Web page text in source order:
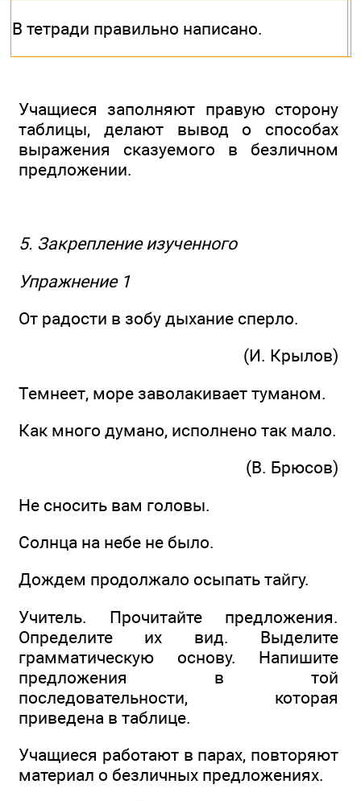
В тетради правильно написано.
Учащиеся заполняют правую сторону
таблицы, делают вывод о способах
выражения сказуемого в безличном
предложении.
5. Закрепление изученного
Упражнение 1
От радости в зобу дыхание сперло.
(И. Крылов)
Темнеет, море заволакивает туманом.
Как много думано, исполнено так мало.
(В. Брюсов)
Не сносить вам головы.
Солнца на небе не было.
Дождем продолжало осыпать тайгу.
Учитель. Прочитайте предложения.
Определите их вид. Выделите
грамматическую основу. Напишите
предложения в той
последовательности, которая
приведена в таблице.
Учащиеся работают в парах, повторяют
материал о безличных предложениях.